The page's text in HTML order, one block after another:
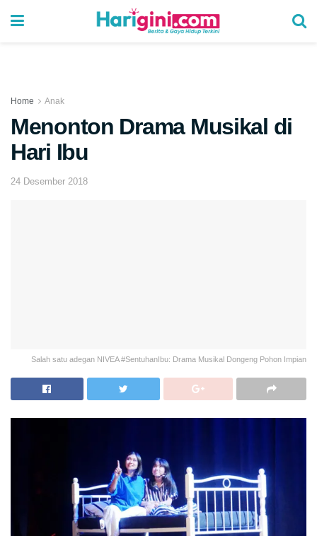
Home Anak
Menonton Drama Musikal di
Hari Ibu
24 Desember 2018
Salah satu adegan NIVEA #SentuhanIbu: Drama Musikal Dongeng Pohon Impian